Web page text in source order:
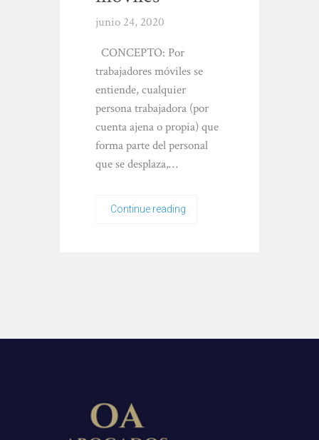
junio 24, 2020
CONCEPTO: Por
trabajadores móviles se
entiende, cualquier
persona trabajadora (por
cuenta ajena o propia) que
forma parte del personal
que se desplaza,…
Continue reading